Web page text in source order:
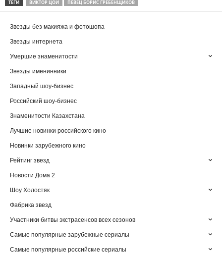
ТЕГИ ВИКТОР ЦОЙ ПЕВЕЦ БОРИС ГРЕБЕНЩИКОВ
Звезды без макияжа и фотошопа
Звезды интернета
Умершие знаменитости
Звезды именинники
Западный шоу-бизнес
Российский шоу-бизнес
Знаменитости Казахстана
Лучшие новинки российского кино
Новинки зарубежного кино
Рейтинг звезд
Новости Дома 2
Шоу Холостяк
Фабрика звезд
Участники битвы экстрасенсов всех сезонов
Самые популярные зарубежные сериалы
Самые популярные российские сериалы